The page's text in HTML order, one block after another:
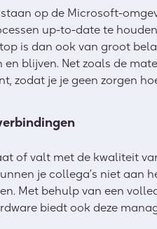
op de Microsoft-
up-to-date te
is dan ook van groot
blijven. Net zoals de
zodat je je geen zorgen
of valt met de kwaliteit
je collega’s niet aan
Met behulp van een
biedt ook deze